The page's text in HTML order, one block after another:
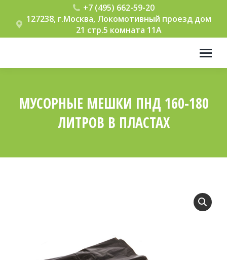
+7 (495) 662-59-20
127238, г.Москва, Локомотивный проезд дом
21 стр.5 комната 11А
МУСОРНЫЕ МЕШКИ ПНД 160-180
ЛИТРОВ В ПЛАСТАХ